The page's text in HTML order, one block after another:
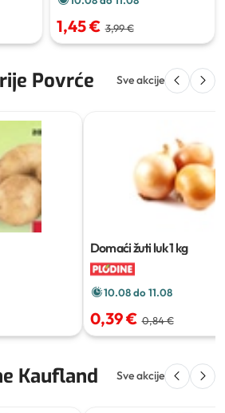
1,45 € 3,99 €
Povrće Sve akcije
Domaći žuti luk1 kg
10.08 do 11.08
0,39 € 0,84 €
Kaufland Sve akcije